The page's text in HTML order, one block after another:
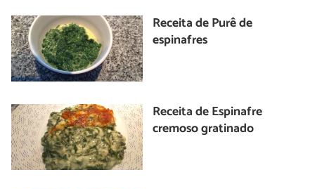
Receita de Purê de
espinafres
Receita de Espinafre
cremoso gratinado